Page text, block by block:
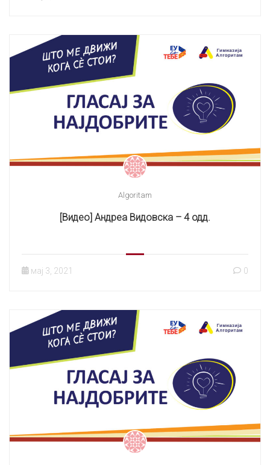
Algoritam
[Видео] Андреа Видовска – 4 одд.
мај 3, 2021 0